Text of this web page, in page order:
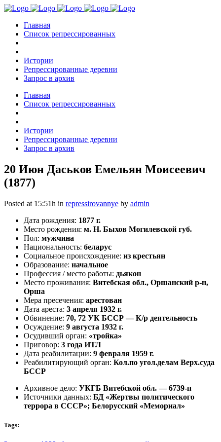
Главная
Список репрессированных
Истории
Репрессированные деревни
Запрос в архив
Главная
Список репрессированных
Истории
Репрессированные деревни
Запрос в архив
20 Июн Даськов Емельян Моисеевич
(1877)
Posted at 15:51h in repressirovannye by admin
Дата рождения: 1877 г.
Место рождения: м. Н. Быхов Могилевской губ.
Пол: мужчина
Национальность: беларус
Социальное происхождение: из крестьян
Образование: начальное
Профессия / место работы: дьякон
Место проживания: Витебская обл., Оршанский р-н,
Орша
Мера пресечения: арестован
Дата ареста: 3 апреля 1932 г.
Обвинение: 70, 72 УК БССР — К/р деятельность
Осуждение: 9 августа 1932 г.
Осудивший орган: «тройка»
Приговор: 3 года ИТЛ
Дата реабилитации: 9 февраля 1959 г.
Реабилитирующий орган: Кол.по угол.делам Верх.суда
БССР
Архивное дело: УКГБ Витебской обл. — 6739-п
Источники данных: БД «Жертвы политического
террора в СССР»; Белорусский «Мемориал»
Tags: